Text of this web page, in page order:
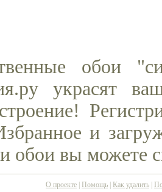
обои
украсят
и
обои вы можете
О проекте Помощь Как удалить